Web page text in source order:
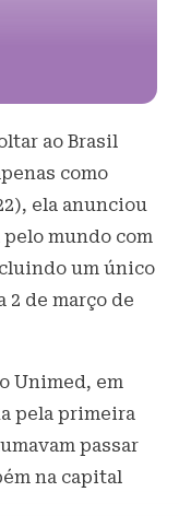
ao Brasil
como
ela anunciou
mundo com
um único
2 de março de
Unimed, em
pela primeira
passar
na capital